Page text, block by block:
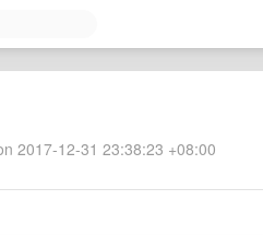
2017-12-31 23:38:23 +08:00